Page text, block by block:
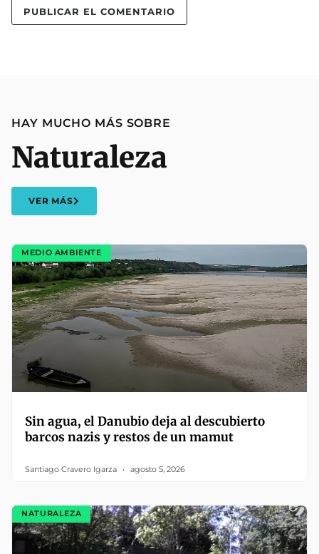
HAY MUCHO MÁS SOBRE
Naturaleza
VER MÁS
MEDIO AMBIENTE
Sin agua, el Danubio deja al descubierto
barcos nazis y restos de un mamut
Santiago Cravero Igarza agosto 5, 2026
NATURALEZA